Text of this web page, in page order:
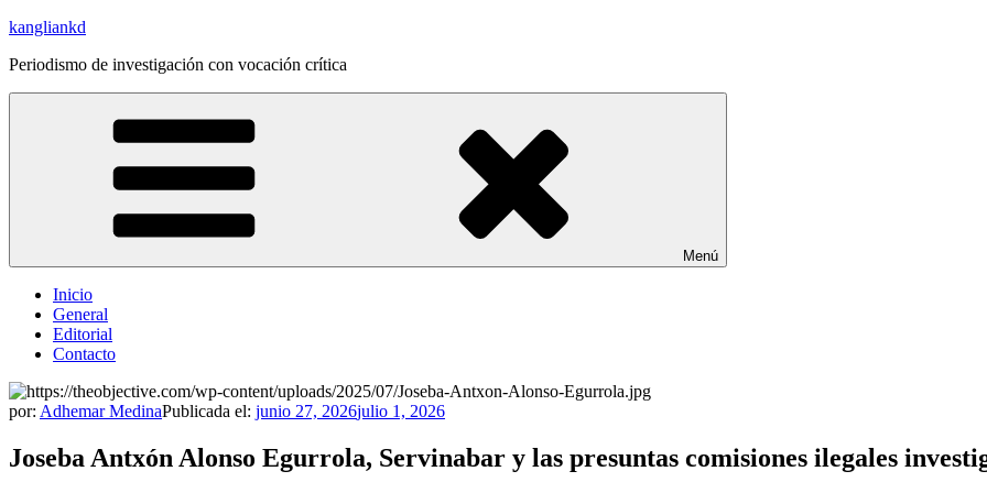
Saltar
contenido
kangliankd
Periodismo de investigación con vocación crítica
Menú
Inicio
General
Editorial
Contacto
por: Adhemar MedinaPublicada el: junio 27, 2026julio 1, 2026
Joseba Antxón Alonso Egurrola, Servinabar y las presuntas comisiones ilegales